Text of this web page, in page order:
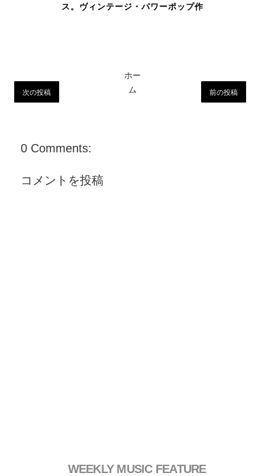
ス。ヴィンテージ・パワーポップ作
次の投稿 前の投稿
ホー
ム
0 Comments:
コメントを投稿
WEEKLY MUSIC FEATURE